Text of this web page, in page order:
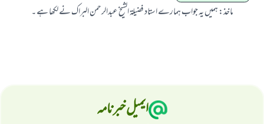
ماخذ:ہمیں یہ جواب ہمارے استاد فضیلۃ الشیخ عبدالرحمن البراک نے لکھا ہے ۔
ایمیل خبرنامہ